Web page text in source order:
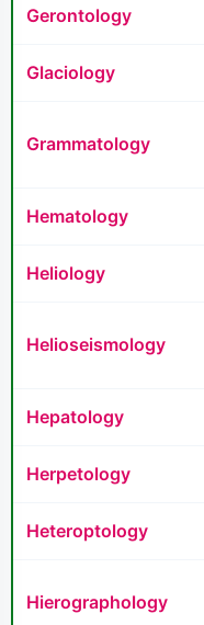
Gerontology
Glaciology
Grammatology
Hematology
Heliology
Helioseismology
Hepatology
Herpetology
Heteroptology
Hierographology